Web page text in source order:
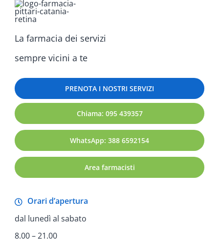
La farmacia dei servizi
sempre vicini a te
PRENOTA I NOSTRI SERVIZI
Chiama: 095 439357
WhatsApp: 388 6592154
Area farmacisti
Orari d’apertura
dal lunedì al sabato
8.00 – 21.00